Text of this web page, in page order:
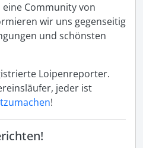
Community von
wir uns gegenseitig
und schönsten
Loipenreporter.
jeder ist
!